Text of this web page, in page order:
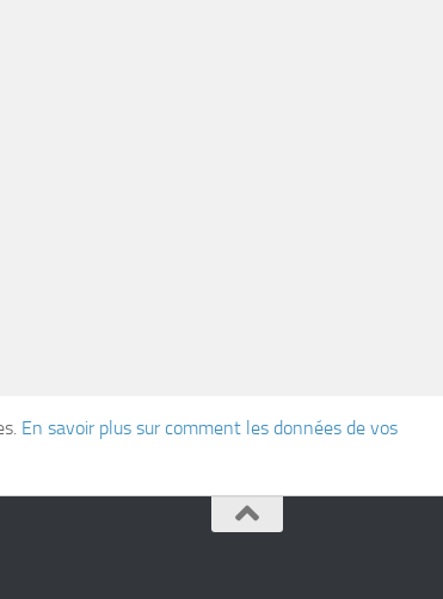
En savoir plus sur comment les données de vos